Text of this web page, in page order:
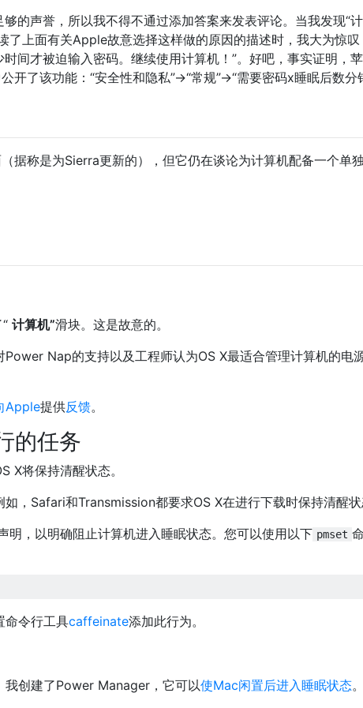
的声誉，所以我不得不通过添加答案来发表评论。当我发现“
了上面有关Apple故意选择这样做的原因的描述时，我大为惊叹
间才被迫输入密码。继续使用计算机！”。好吧，事实证明，
开了该功能：“安全性和隐私”->“常规”->“需要密码x睡眠后数分
据称是为Sierra更新的），但它仍在谈论为计算机配备一个单
计算机”滑块。这是故意的。
Nap的支持以及工程师认为OS X最适合管理计算机的电
Apple提供反馈。
的任务
X将保持清醒状态。
，Safari和Transmission都要求OS X在进行下载时保持清醒状
明，以明确阻止计算机进入睡眠状态。您可以使用以下 pmset
命令行工具caffeinate添加此行为。
我创建了Power Manager，它可以使Mac闲置后进入睡眠状态。